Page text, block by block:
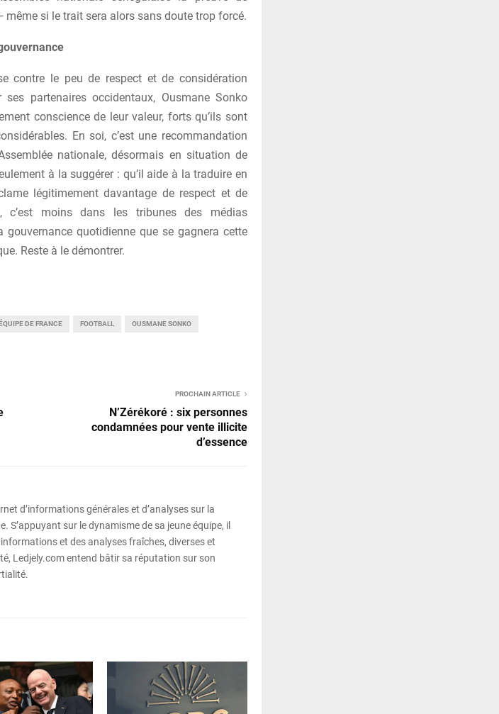
si le trait sera alors sans doute trop forcé.
contre le peu de respect et de considération
partenaires occidentaux, Ousmane Sonko
conscience de leur valeur, forts qu’ils sont
En soi, c’est une recommandation
nationale, désormais en situation de
à la suggérer : qu’il aide à la traduire en
légitimement davantage de respect et de
c’est moins dans les tribunes des médias
quotidienne que se gagnera cette
Reste à le démontrer.
DE FRANCE FOOTBALL OUSMANE SONKO
PROCHAIN ARTICLE
N’Zérékoré : six personnes
condamnées pour vente illicite
d’essence
d’informations générales et d’analyses sur la
S’appuyant sur le dynamisme de sa jeune équipe, il
et des analyses fraîches, diverses et
Ledjely.com entend bâtir sa réputation sur son